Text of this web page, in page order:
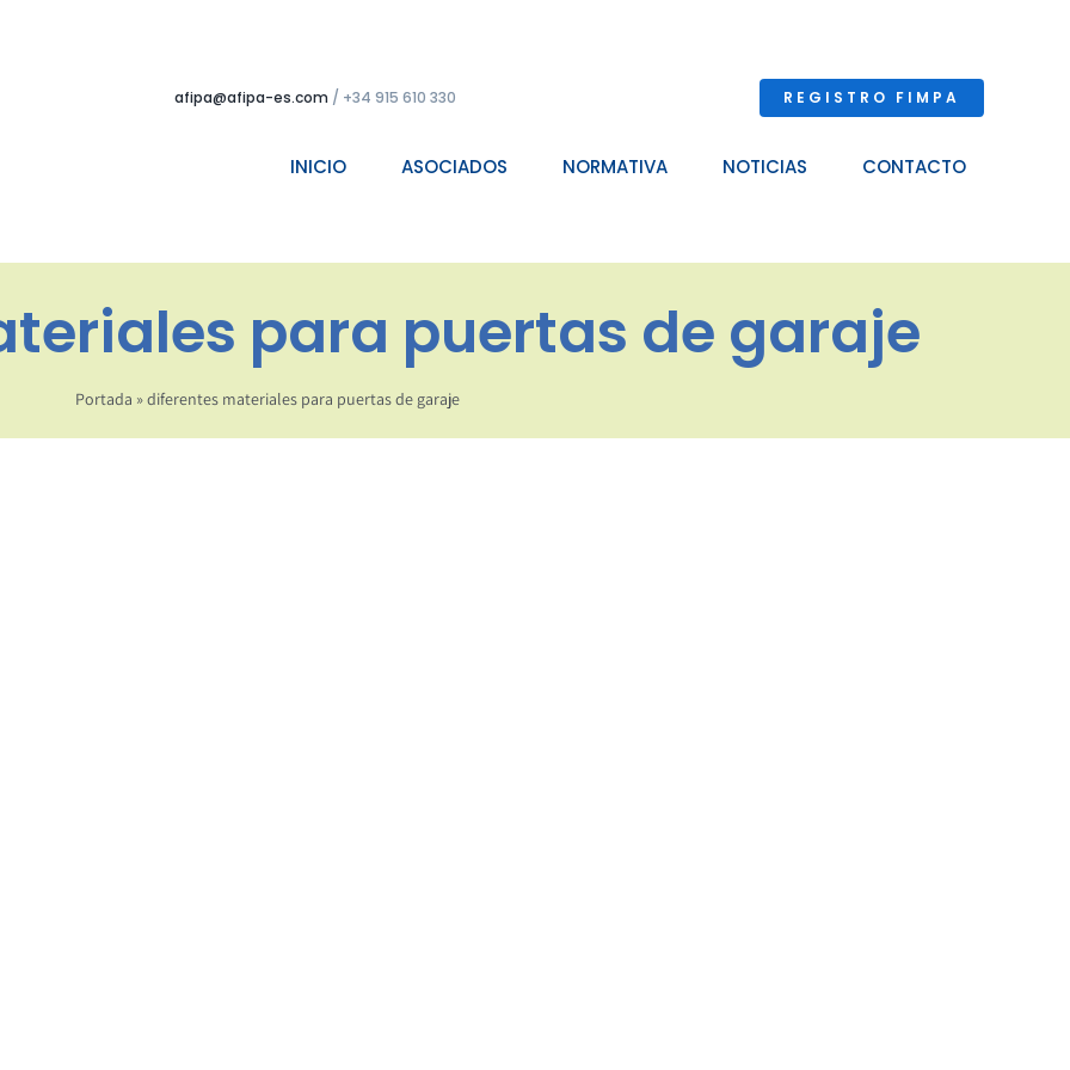
afipa@afipa-es.com / +34 915 610 330 REGISTRO FIMPA
INICIO ASOCIADOS NORMATIVA NOTICIAS CONTACTO
para puertas de garaje
Portada »diferentes materiales para puertas de garaje